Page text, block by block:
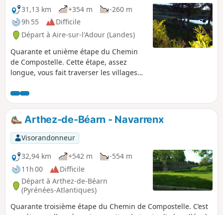
31,13 km
+354 m
-260 m
9h 55
Difficile
Départ à Aire-sur-l'Adour (Landes)
Quarante et unième étape du Chemin
de Compostelle. Cette étape, assez
longue, vous fait traverser les villages
dans les Pyrénées-Atlantiques. Ce
département reçoit tous les chemins
vers Compostelle. Vous allez profiter des
paysages des Landes et en fonction de
la visibilité, vous aurez de très belles
vues sur le Tursan et les Pyrénées.
Arthez-de-Béarn - Navarrenx
Visorandonneur
32,94 km
+542 m
-554 m
11h 00
Difficile
Départ à Arthez-de-Béarn
(Pyrénées-Atlantiques)
Quarante troisième étape du Chemin de Compostelle. C’est